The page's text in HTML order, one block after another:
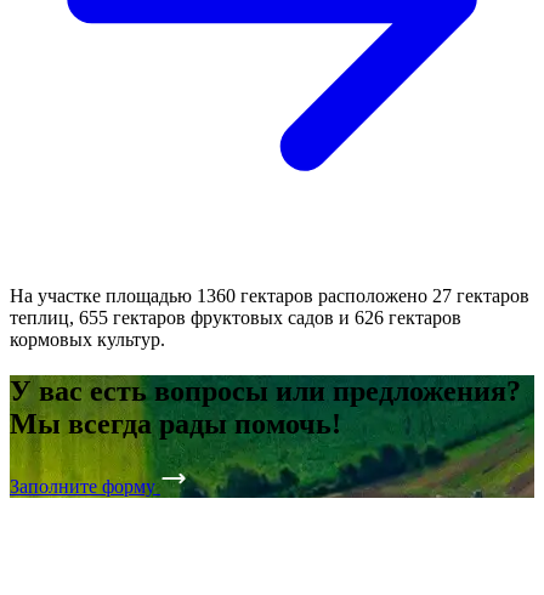
На участке площадью 1360 гектаров расположено 27 гектаров
теплиц, 655 гектаров фруктовых садов и 626 гектаров
кормовых культур.
У вас есть вопросы или предложения?
Мы всегда рады помочь!
Заполните форму